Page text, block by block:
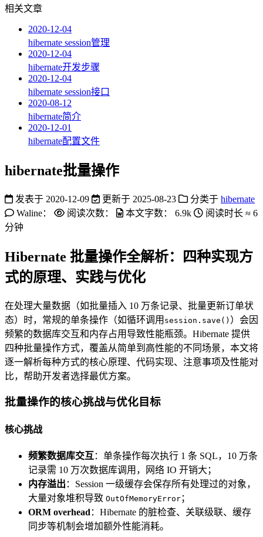
相关文章
2020-12-04
hibernate session管理
2020-12-04
hibernate开发步骤
2020-12-04
hibernate session接口
2020-08-12
hibernate简介
2020-12-01
hibernate配置文件
hibernate批量操作
发表于 2020-12-09 更新于 2025-08-23 分类于 hibernate
Waline：
阅读次数： 本文字数： 6.9k 阅读时长 ≈ 6
分钟
Hibernate 批量操作全解析：四种实现方
式的原理、实践与优化
在处理大量数据（如批量插入 10 万条记录、批量更新订单状
态）时，常规的单条操作（如循环调用 session.save() ）会因
频繁的数据库交互和内存占用导致性能瓶颈。Hibernate 提供
四种批量操作方式，覆盖从简单到高性能的不同场景，本文将
逐一解析每种方式的核心原理、代码实现、注意事项及性能对
比，帮助开发者选择最优方案。
批量操作的核心挑战与优化目标
核心挑战
频繁数据库交互 ：单条操作每次执行 1 条 SQL，10 万条
记录需 10 万次数据库调用，网络 IO 开销大；
内存溢出 ：Session 一级缓存会保存所有处理过的对象，
大量对象堆积导致 OutOfMemoryError ；
ORM overhead ：Hibernate 的脏检查、关联级联、缓存
同步等机制会增加额外性能消耗。